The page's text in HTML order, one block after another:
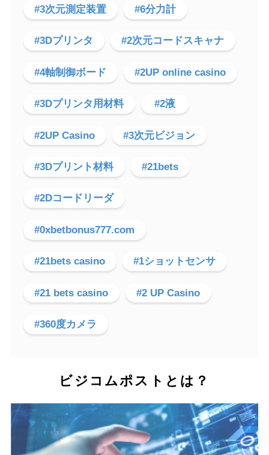
#3次元測定装置 #6分力計
#3Dプリンタ #2次元コードスキャナ
#4軸制御ボード #2UP online casino
#3Dプリンタ用材料 #2液
#2UP Casino #3次元ビジョン
#3Dプリント材料 #21bets
#2Dコードリーダ
#0xbetbonus777.com
#21bets casino #1ショットセンサ
#21 bets casino #2 UP Casino
#360度カメラ
ビジコムポストとは？